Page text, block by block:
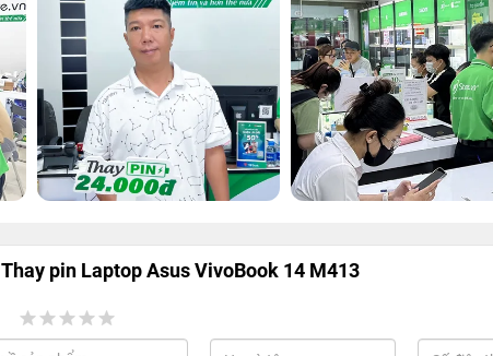
Thay pin Laptop Asus VivoBook 14 M413